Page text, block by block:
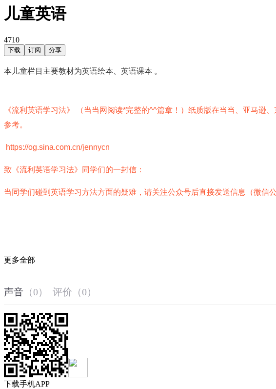
儿童英语
4710
下载 订阅 分享
本儿童栏目主要教材为英语绘本、英语课本 。
《流利英语学习法》 （当当网阅读*完整的^^篇章！） 纸质版在当当、亚马逊
参考。
https://og.sina.com.cn/jennycn
致 《流利英语学习法》同学们的一封信：
当同学们碰到英语学习方法方面的疑难，请关注公众号后直接发送信息（微信
更多全部
声音 （0） 评价 （0）
下载手机APP